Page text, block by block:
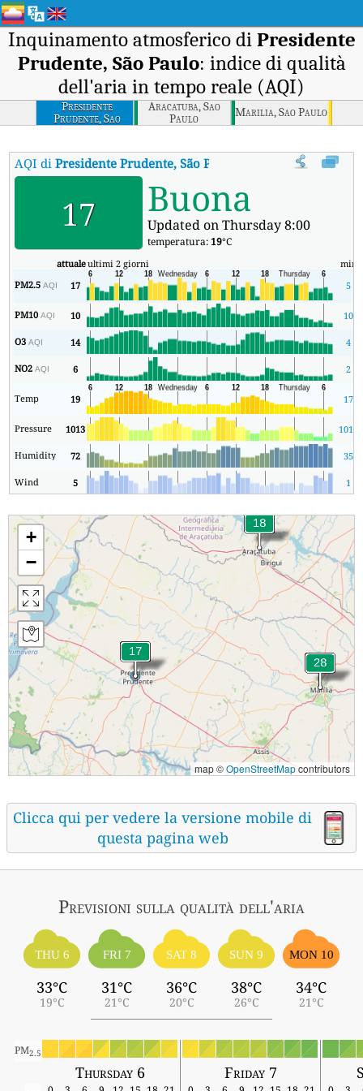
Inquinamento atmosferico di Presidente
Prudente, São Paulo: indice di qualità
dell'aria in tempo reale (AQI)
Presidente
Prudente, Sao
Paulo
Aracatuba, Sao
Paulo
Marilia, Sao Paulo
AQI diPresidente Prudente, São Paulo Indice di qualità dell'aria
17 Buona
Updated on Thursday 8:00
temperatura: 19°C
attualeultimi 2 giorni min
PM2.5AQI 17 5
PM10AQI 10 10
O3AQI 14 4
NO2AQI 6 2
Temp 19 17
Pressure 1013 1012
Humidity 72 35
Wind 5 1
+
−
map ©OpenStreetMapcontributors
Clicca qui per vedere la versione mobile di
questa pagina web
Previsioni sulla qualità dell'aria
THU 6
33°C
19°C
FRI 7
31°C
21°C
SAT 8
36°C
20°C
SUN 9
38°C
26°C
MON 10
34°C
21°C
PM2.5
Thursday 6 Friday 7